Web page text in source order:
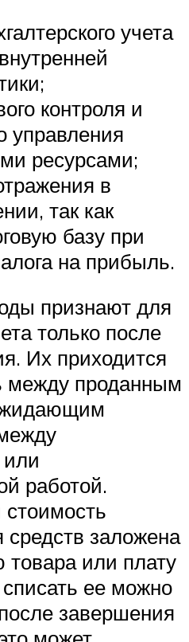
учета
контроля и
управления
ресурсами;
в
так как
базу при
на прибыль.
признают для
только после
Их приходится
между проданным
работой.
средств заложена
или плату
ее можно
завершения